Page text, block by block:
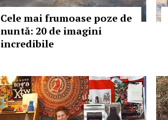
Cele mai frumoase poze de
nuntă: 20 de imagini
incredibile